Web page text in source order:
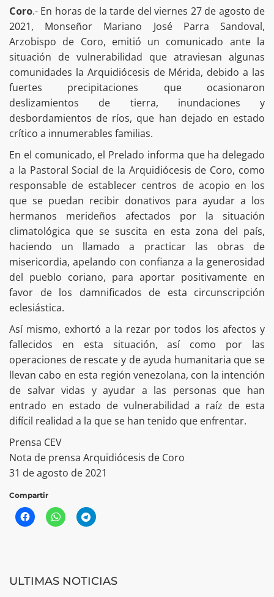
Coro.- En horas de la tarde del viernes 27 de agosto de
2021, Monseñor Mariano José Parra Sandoval,
Arzobispo de Coro, emitió un comunicado ante la
situación de vulnerabilidad que atraviesan algunas
comunidades la Arquidiócesis de Mérida, debido a las
fuertes precipitaciones que ocasionaron
deslizamientos de tierra, inundaciones y
desbordamientos de ríos, que han dejado en estado
crítico a innumerables familias.
En el comunicado, el Prelado informa que ha delegado
a la Pastoral Social de la Arquidiócesis de Coro, como
responsable de establecer centros de acopio en los
que se puedan recibir donativos para ayudar a los
hermanos merideños afectados por la situación
climatológica que se suscita en esta zona del país,
haciendo un llamado a practicar las obras de
misericordia, apelando con confianza a la generosidad
del pueblo coriano, para aportar positivamente en
favor de los damnificados de esta circunscripción
eclesiástica.
Así mismo, exhortó a la rezar por todos los afectos y
fallecidos en esta situación, así como por las
operaciones de rescate y de ayuda humanitaria que se
llevan cabo en esta región venezolana, con la intención
de salvar vidas y ayudar a las personas que han
entrado en estado de vulnerabilidad a raíz de esta
difícil realidad a la que se han tenido que enfrentar.
Prensa CEV
Nota de prensa Arquidiócesis de Coro
31 de agosto de 2021
Compartir
ULTIMAS NOTICIAS